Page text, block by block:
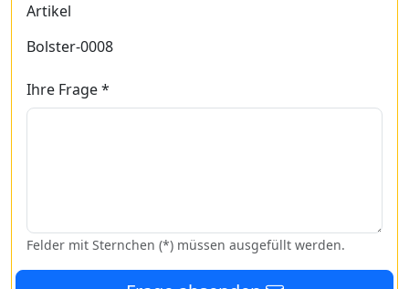
Artikel
Bolster-0008
Ihre Frage *
Felder mit Sternchen (*) müssen ausgefüllt werden.